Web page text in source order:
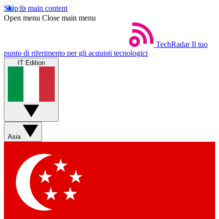
Skip to main content
Open menu Close main menu
TechRadar Il tuo
punto di riferimento per gli acquisti tecnologici
IT Edition
Asia